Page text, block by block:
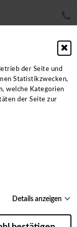
der Seite und
Statistikzwecken,
welche Kategorien
der Seite zur
Details anzeigen